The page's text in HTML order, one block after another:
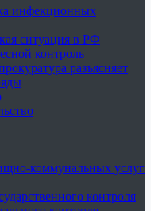
инфекционных
ситуация в РФ
контроль
разъясняет
коммунальных услуг
контроля